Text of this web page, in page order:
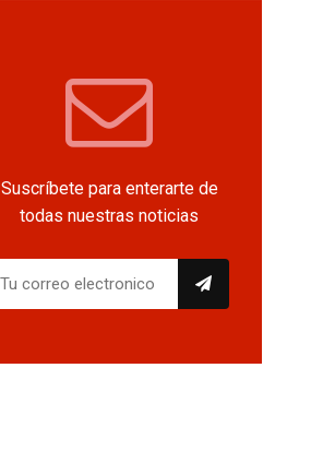
Suscríbete para enterarte de
todas nuestras noticias